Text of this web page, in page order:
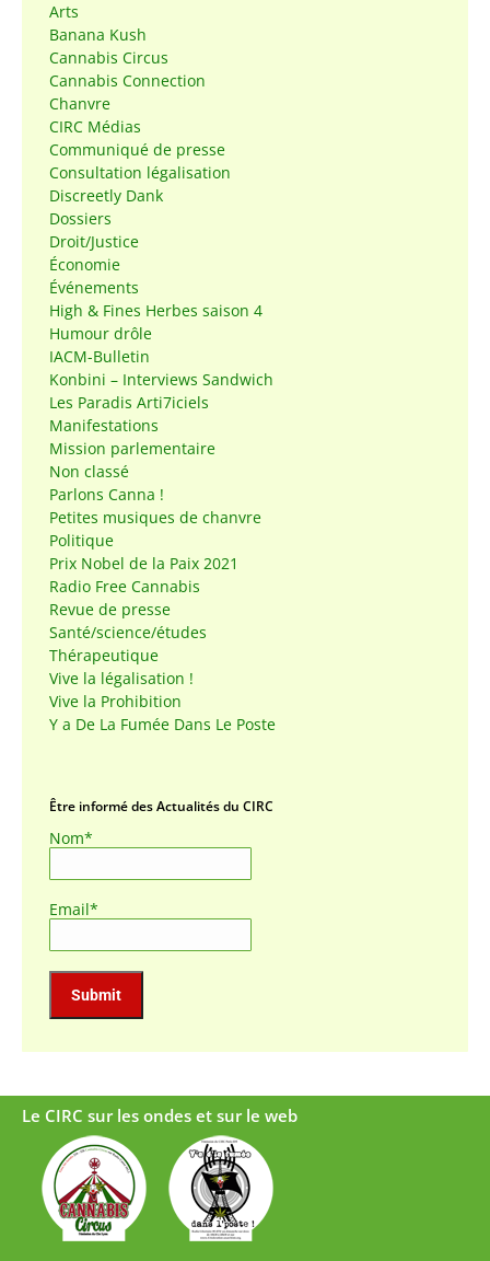
Arts
Banana Kush
Cannabis Circus
Cannabis Connection
Chanvre
CIRC Médias
Communiqué de presse
Consultation légalisation
Discreetly Dank
Dossiers
Droit/Justice
Économie
Événements
High & Fines Herbes saison 4
Humour drôle
IACM-Bulletin
Konbini – Interviews Sandwich
Les Paradis Arti7iciels
Manifestations
Mission parlementaire
Non classé
Parlons Canna !
Petites musiques de chanvre
Politique
Prix Nobel de la Paix 2021
Radio Free Cannabis
Revue de presse
Santé/science/études
Thérapeutique
Vive la légalisation !
Vive la Prohibition
Y a De La Fumée Dans Le Poste
Être informé des Actualités du CIRC
Nom*
Email*
Le CIRC sur les ondes et sur le web